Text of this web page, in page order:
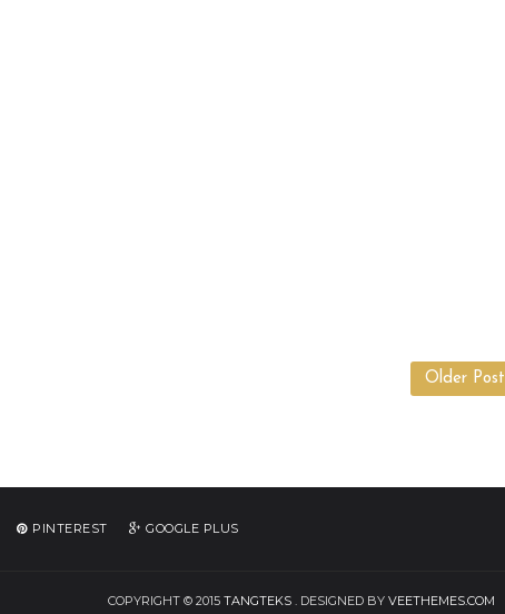
Older Post
PINTEREST GOOGLE PLUS
COPYRIGHT © 2015 TANGTEKS . DESIGNED BY VEETHEMES.COM